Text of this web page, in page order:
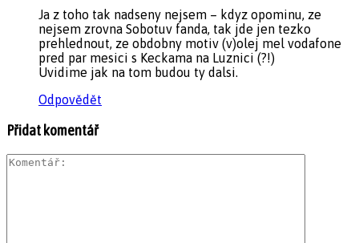
Ja z toho tak nadseny nejsem – kdyz opominu, ze
nejsem zrovna Sobotuv fanda, tak jde jen tezko
prehlednout, ze obdobny motiv (v)olej mel vodafone
pred par mesici s Keckama na Luznici (?!)
Uvidime jak na tom budou ty dalsi.
Odpovědět
Přidat komentář